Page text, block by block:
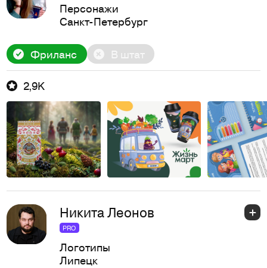
Персонажи
Санкт-Петербург
Фриланс В штат
2,9K
Никита Леонов
PRO
Логотипы
Липецк